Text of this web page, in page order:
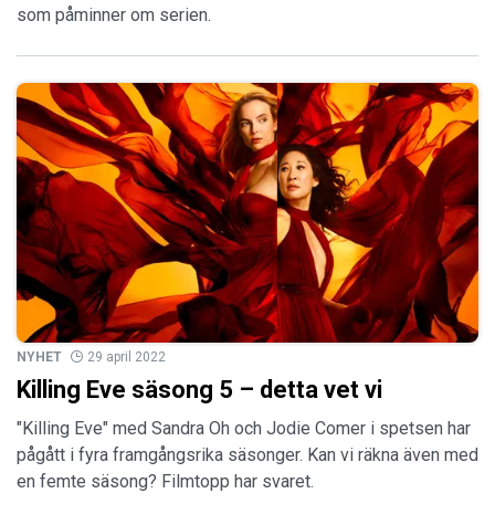
som påminner om serien.
NYHET 29 april 2022
Killing Eve säsong 5 – detta vet vi
"Killing Eve" med Sandra Oh och Jodie Comer i spetsen har
pågått i fyra framgångsrika säsonger. Kan vi räkna även med
en femte säsong? Filmtopp har svaret.